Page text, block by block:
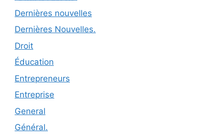
Dernières nouvelles
Dernières Nouvelles.
Droit
Éducation
Entrepreneurs
Entreprise
General
Général.